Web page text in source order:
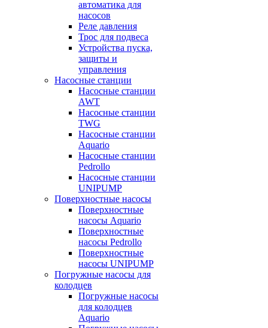
автоматика для
насосов
Реле давления
Трос для подвеса
Устройства пуска,
защиты и
управления
Насосные станции
Насосные станции
AWT
Насосные станции
TWG
Насосные станции
Aquario
Насосные станции
Pedrollo
Насосные станции
UNIPUMP
Поверхностные насосы
Поверхностные
насосы Aquario
Поверхностные
насосы Pedrollo
Поверхностные
насосы UNIPUMP
Погружные насосы для
колодцев
Погружные насосы
для колодцев
Aquario